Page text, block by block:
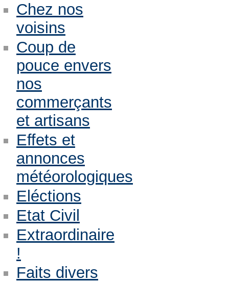
Chez nos
voisins
Coup de
pouce envers
nos
commerçants
et artisans
Effets et
annonces
météorologiques
Eléctions
Etat Civil
Extraordinaire
!
Faits divers